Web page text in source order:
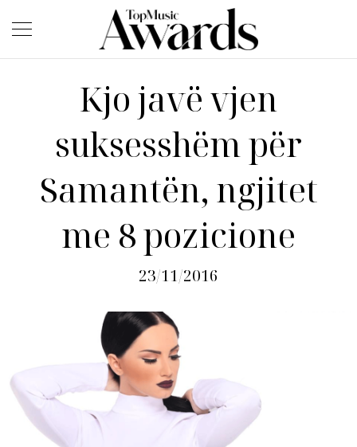
Kjo javë vjen
suksesshëm për
Samantën, ngjitet
me 8 pozicione
23/11/2016